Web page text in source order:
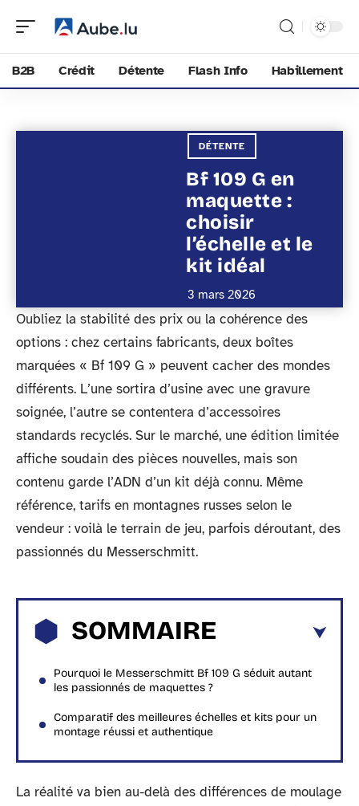
B2B Crédit Détente Flash Info Habillement
DÉTENTE
Bf 109 G en
maquette :
choisir
l’échelle et le
kit idéal
3 mars 2026
Oubliez la stabilité des prix ou la cohérence des
options : chez certains fabricants, deux boîtes
marquées « Bf 109 G » peuvent cacher des mondes
différents. L’une sortira d’usine avec une gravure
soignée, l’autre se contentera d’accessoires
standards recyclés. Sur le marché, une édition limitée
affiche soudain des pièces nouvelles, mais son
contenu garde l’ADN d’un kit déjà connu. Même
référence, tarifs en montagnes russes selon le
vendeur : voilà le terrain de jeu, parfois déroutant, des
passionnés du Messerschmitt.
SOMMAIRE
Pourquoi le Messerschmitt Bf 109 G séduit autant
les passionnés de maquettes ?
Comparatif des meilleures échelles et kits pour un
montage réussi et authentique
La réalité va bien au-delà des différences de moulage